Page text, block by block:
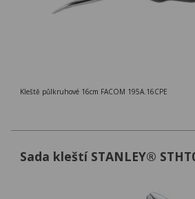
Kleště půlkruhové 16cm FACOM 195A.16CPE
Sada kleští STANLEY®